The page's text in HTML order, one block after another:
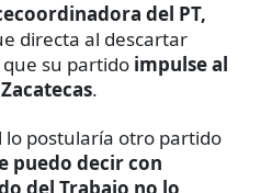
del PT,
directa al descartar
su partido impulse al
.
lo postularía otro partido
puedo decir con